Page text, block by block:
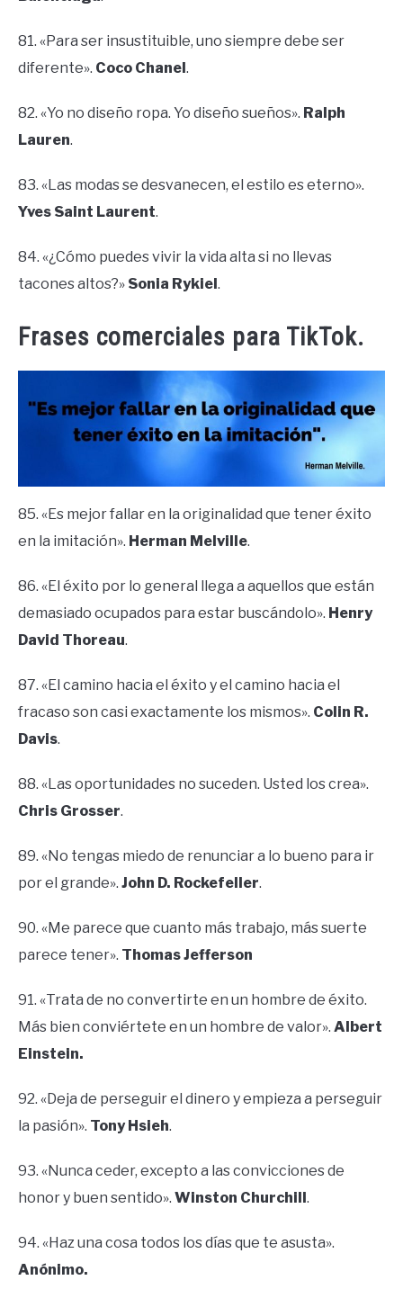
81. «Para ser insustituible, uno siempre debe ser
diferente». Coco Chanel.
82. «Yo no diseño ropa. Yo diseño sueños». Ralph
Lauren.
83. «Las modas se desvanecen, el estilo es eterno».
Yves Saint Laurent.
84. «¿Cómo puedes vivir la vida alta si no llevas
tacones altos?» Sonia Rykiel.
Frases comerciales para TikTok.
85. «Es mejor fallar en la originalidad que tener éxito
en la imitación». Herman Melville.
86. «El éxito por lo general llega a aquellos que están
demasiado ocupados para estar buscándolo». Henry
David Thoreau.
87. «El camino hacia el éxito y el camino hacia el
fracaso son casi exactamente los mismos». Colin R.
Davis.
88. «Las oportunidades no suceden. Usted los crea».
Chris Grosser.
89. «No tengas miedo de renunciar a lo bueno para ir
por el grande». John D. Rockefeller.
90. «Me parece que cuanto más trabajo, más suerte
parece tener». Thomas Jefferson
91. «Trata de no convertirte en un hombre de éxito.
Más bien conviértete en un hombre de valor». Albert
Einstein.
92. «Deja de perseguir el dinero y empieza a perseguir
la pasión». Tony Hsieh.
93. «Nunca ceder, excepto a las convicciones de
honor y buen sentido». Winston Churchill.
94. «Haz una cosa todos los días que te asusta».
Anónimo.